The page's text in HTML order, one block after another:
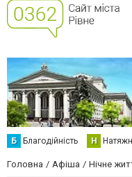
Б Благодійність Н
Головна Афіша Нічне